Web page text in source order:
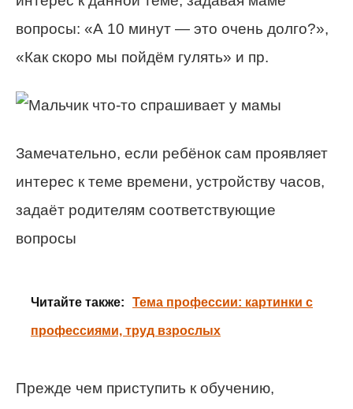
вопросы: «А 10 минут — это очень долго?»,
«Как скоро мы пойдём гулять» и пр.
Замечательно, если ребёнок сам проявляет
интерес к теме времени, устройству часов,
задаёт родителям соответствующие
вопросы
Читайте также: Тема профессии: картинки с
профессиями, труд взрослых
Прежде чем приступить к обучению,